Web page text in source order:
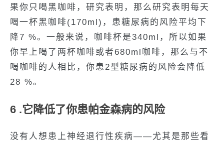
果你只喝黑咖啡，研究表明，那么研究表明每天
喝一杯黑咖啡(170ml)，患糖尿病的风险平均下
降7 %。一般来说，咖啡杯是340ml，所以如果
你早上喝了两杯咖啡或者680ml咖啡，那么与不
喝咖啡的人相比，你患2型糖尿病的风险会降低
28 %。
6 .它降低了你患帕金森病的风险
没有人想患上神经退行性疾病——尤其是那些看